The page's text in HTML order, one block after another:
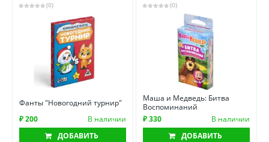
(0)
Фанты "Новогодний турнир"
₽ 200
В наличии
ДОБАВИТЬ
(0)
Маша и Медведь: Битва
Воспоминаний
₽ 330
В наличии
ДОБАВИТЬ